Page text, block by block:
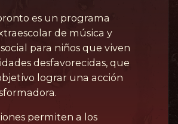
es un programa
de música y
para niños que viven
desfavorecidas, que
lograr una acción
permiten a los